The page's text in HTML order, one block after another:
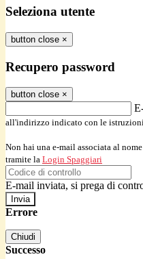
Seleziona utente
button close ×
Recupero password
button close ×
all'indirizzo indicato con le istruzioni
Non hai una e-mail associata al
tramite la Login Spaggiari
E-mail inviata, si prega di
Errore
Chiudi
Successo